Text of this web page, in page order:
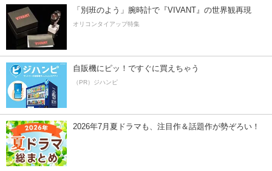
「別班のよう」腕時計で『VIVANT』の世界観再現
オリコンタイアップ特集
自販機にピッ！ですぐに買えちゃう
（PR）ジハンピ
2026年7月夏ドラマも、注目作＆話題作が勢ぞろい！